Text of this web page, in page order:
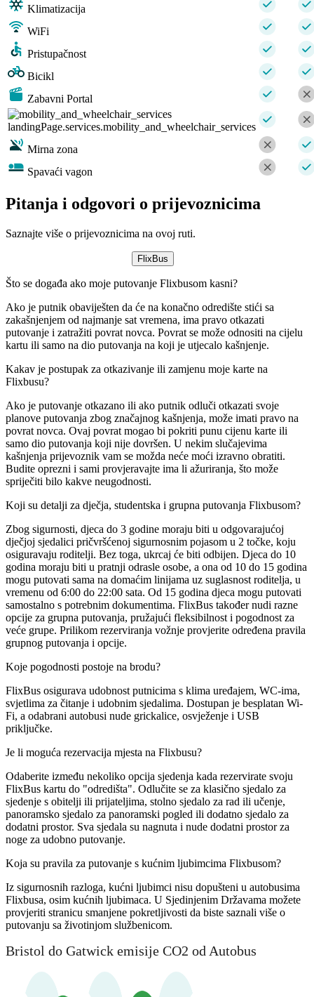
Klimatizacija
WiFi
Pristupačnost
Bicikl
Zabavni Portal
landingPage.services.mobility_and_wheelchair_services
Mirna zona
Spavaći vagon
Pitanja i odgovori o prijevoznicima
Saznajte više o prijevoznicima na ovoj ruti.
FlixBus
Što se događa ako moje putovanje Flixbusom kasni?
Ako je putnik obaviješten da će na konačno odredište stići sa
zakašnjenjem od najmanje sat vremena, ima pravo otkazati
putovanje i zatražiti povrat novca. Povrat se može odnositi na cijelu
kartu ili samo na dio putovanja na koji je utjecalo kašnjenje.
Kakav je postupak za otkazivanje ili zamjenu moje karte na
Flixbusu?
Ako je putovanje otkazano ili ako putnik odluči otkazati svoje
planove putovanja zbog značajnog kašnjenja, može imati pravo na
povrat novca. Ovaj povrat mogao bi pokriti punu cijenu karte ili
samo dio putovanja koji nije dovršen. U nekim slučajevima
kašnjenja prijevoznik vam se možda neće moći izravno obratiti.
Budite oprezni i sami provjeravajte ima li ažuriranja, što može
spriječiti bilo kakve neugodnosti.
Koji su detalji za dječja, studentska i grupna putovanja Flixbusom?
Zbog sigurnosti, djeca do 3 godine moraju biti u odgovarajućoj
dječjoj sjedalici pričvršćenoj sigurnosnim pojasom u 2 točke, koju
osiguravaju roditelji. Bez toga, ukrcaj će biti odbijen. Djeca do 10
godina moraju biti u pratnji odrasle osobe, a ona od 10 do 15 godina
mogu putovati sama na domaćim linijama uz suglasnost roditelja, u
vremenu od 6:00 do 22:00 sata. Od 15 godina djeca mogu putovati
samostalno s potrebnim dokumentima. FlixBus također nudi razne
opcije za grupna putovanja, pružajući fleksibilnost i pogodnost za
veće grupe. Prilikom rezerviranja vožnje provjerite određena pravila
grupnog putovanja i opcije.
Koje pogodnosti postoje na brodu?
FlixBus osigurava udobnost putnicima s klima uređajem, WC-ima,
svjetlima za čitanje i udobnim sjedalima. Dostupan je besplatan Wi-
Fi, a odabrani autobusi nude grickalice, osvježenje i USB
priključke.
Je li moguća rezervacija mjesta na Flixbusu?
Odaberite između nekoliko opcija sjedenja kada rezervirate svoju
FlixBus kartu do "odredišta". Odlučite se za klasično sjedalo za
sjedenje s obitelji ili prijateljima, stolno sjedalo za rad ili učenje,
panoramsko sjedalo za panoramski pogled ili dodatno sjedalo za
dodatni prostor. Sva sjedala su nagnuta i nude dodatni prostor za
noge za udobno putovanje.
Koja su pravila za putovanje s kućnim ljubimcima Flixbusom?
Iz sigurnosnih razloga, kućni ljubimci nisu dopušteni u autobusima
Flixbusa, osim kućnih ljubimaca. U Sjedinjenim Državama možete
provjeriti stranicu smanjene pokretljivosti da biste saznali više o
putovanju sa životinjom službenicom.
Bristol do Gatwick emisije CO2 od Autobus